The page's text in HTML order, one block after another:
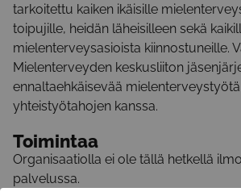
tarkoitettu kaiken ikäisille
toipujille, heidän läheisilleen sekä
mielenterveysasioista kiinnostuneille.
Mielenterveyden keskusliiton
ennaltaehkäisevää
yhteistyötahojen kanssa.
Toimintaa
Organisaatiolla ei ole tällä hetkellä
palvelussa.